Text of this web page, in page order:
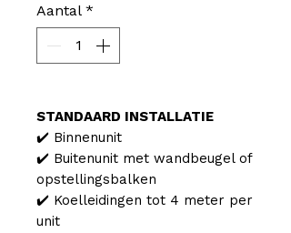
Aantal *
STANDAARD INSTALLATIE
✔️ Binnenunit
✔️ Buitenunit met wandbeugel of
opstellingsbalken
✔️ Koelleidingen tot 4 meter per
unit